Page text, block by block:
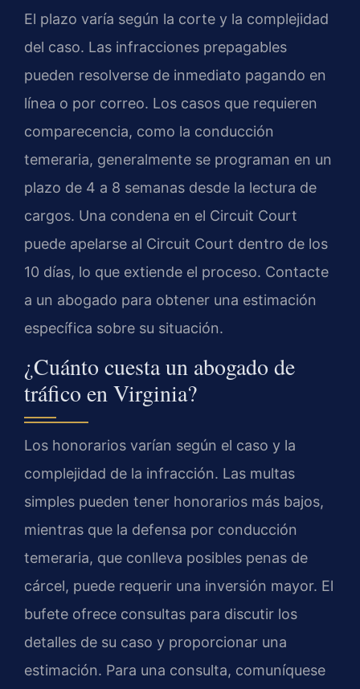
El plazo varía según la corte y la complejidad
del caso. Las infracciones prepagables
pueden resolverse de inmediato pagando en
línea o por correo. Los casos que requieren
comparecencia, como la conducción
temeraria, generalmente se programan en un
plazo de 4 a 8 semanas desde la lectura de
cargos. Una condena en el Circuit Court
puede apelarse al Circuit Court dentro de los
10 días, lo que extiende el proceso. Contacte
a un abogado para obtener una estimación
específica sobre su situación.
¿Cuánto cuesta un abogado de
tráfico en Virginia?
Los honorarios varían según el caso y la
complejidad de la infracción. Las multas
simples pueden tener honorarios más bajos,
mientras que la defensa por conducción
temeraria, que conlleva posibles penas de
cárcel, puede requerir una inversión mayor. El
bufete ofrece consultas para discutir los
detalles de su caso y proporcionar una
estimación. Para una consulta, comuníquese